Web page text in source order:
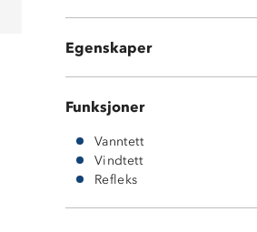
Egenskaper
Jakken har ingen lommer
Funksjoner
Vanntett
Vindtett
Refleks